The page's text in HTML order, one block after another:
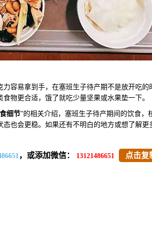
易拿到手，在塞班生子待产期不是放开吃的
物更合适，饿了就吃少量坚果或水果垫一下。
细节”的相关介绍，塞班生子待产期间的饮食，
也会更稳。如果还有不明白的地方或想了解更
，或添加微信： 13121486651 点击复